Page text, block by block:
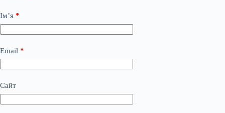
Ім’я *
Email *
Сайт